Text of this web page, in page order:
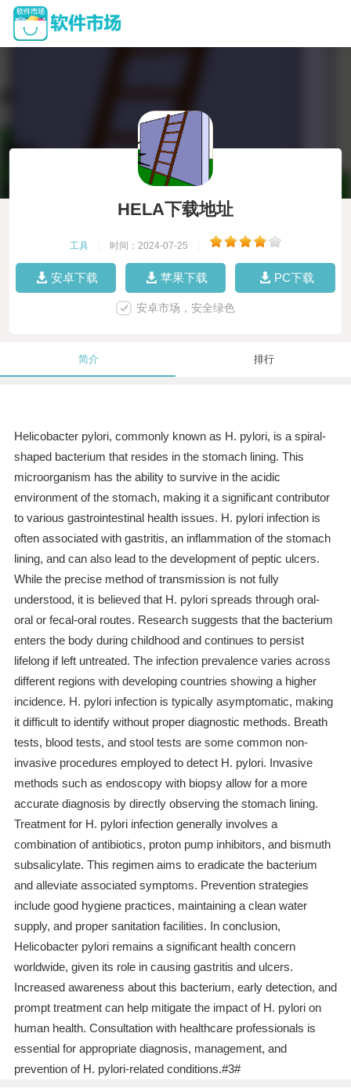
HELA下载地址
工具 时间：2024-07-25
安卓下载 苹果下载 PC下载
安卓市场，安全绿色
简介 排行
Helicobacter pylori, commonly known as H. pylori, is a spiral-
shaped bacterium that resides in the stomach lining. This
microorganism has the ability to survive in the acidic
environment of the stomach, making it a significant contributor
to various gastrointestinal health issues. H. pylori infection is
often associated with gastritis, an inflammation of the stomach
lining, and can also lead to the development of peptic ulcers.
While the precise method of transmission is not fully
understood, it is believed that H. pylori spreads through oral-
oral or fecal-oral routes. Research suggests that the bacterium
enters the body during childhood and continues to persist
lifelong if left untreated. The infection prevalence varies across
different regions with developing countries showing a higher
incidence. H. pylori infection is typically asymptomatic, making
it difficult to identify without proper diagnostic methods. Breath
tests, blood tests, and stool tests are some common non-
invasive procedures employed to detect H. pylori. Invasive
methods such as endoscopy with biopsy allow for a more
accurate diagnosis by directly observing the stomach lining.
Treatment for H. pylori infection generally involves a
combination of antibiotics, proton pump inhibitors, and bismuth
subsalicylate. This regimen aims to eradicate the bacterium
and alleviate associated symptoms. Prevention strategies
include good hygiene practices, maintaining a clean water
supply, and proper sanitation facilities. In conclusion,
Helicobacter pylori remains a significant health concern
worldwide, given its role in causing gastritis and ulcers.
Increased awareness about this bacterium, early detection, and
prompt treatment can help mitigate the impact of H. pylori on
human health. Consultation with healthcare professionals is
essential for appropriate diagnosis, management, and
prevention of H. pylori-related conditions.#3#